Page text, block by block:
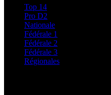
Top 14
Pro D2
Nationale
Fédérale 1
Fédérale 2
Fédérale 3
Régionales